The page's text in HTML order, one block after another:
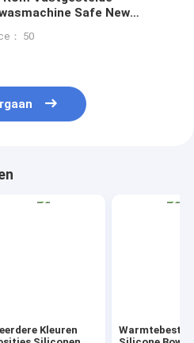
Safe New
： 50
Kleuren